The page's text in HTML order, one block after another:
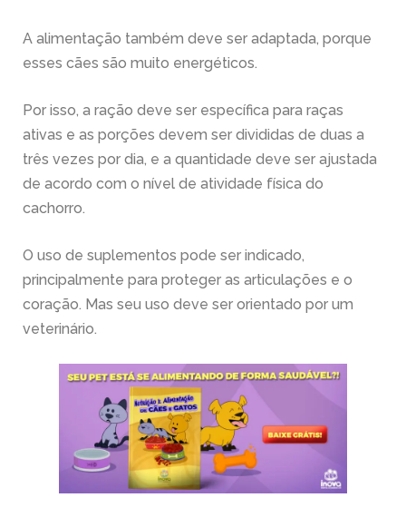
A alimentação também deve ser adaptada, porque
esses cães são muito energéticos.
Por isso, a ração deve ser específica para raças
ativas e as porções devem ser divididas de duas a
três vezes por dia, e a quantidade deve ser ajustada
de acordo com o nível de atividade física do
cachorro.
O uso de suplementos pode ser indicado,
principalmente para proteger as articulações e o
coração. Mas seu uso deve ser orientado por um
veterinário.